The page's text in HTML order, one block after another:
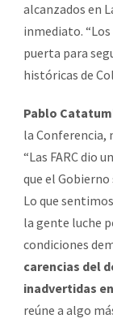
alcanzados en
inmediato. “Los
puerta para
históricas de
Pablo
la Conferencia,
“Las FARC dio
que el
Lo que
la gente luche
condiciones
carencias del
inadvertidas
reúne a algo